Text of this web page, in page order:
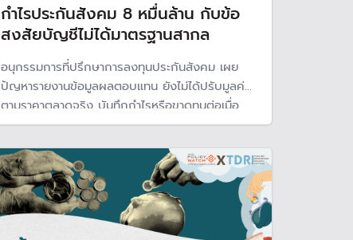
กำไรประกันสังคม 8 หมื่นล้าน กับข้อ
สงสัยบัญชีไม่ได้มาตรฐานสากล
อนุกรรมการที่ปรึกษาการลงทุนประกันสังคม เผย
ปัญหารายงานข้อมูลผลตอบแทน ยังไม่ได้ปรับมูลค่า
ตามราคาตลาดจริง บันทึกกำไรหรือขาดทุนต่อเมื่อ
ขายสินทรัพย์แล้ว ส่งผลให้มองไม่เห็นความเสี่ยงและ
6.31% คิดเป็นผลตอบแทนเชิงเศรษฐกิจ 176,680
ล้านบาท ไม่ใช่ 80,000 ล้าน